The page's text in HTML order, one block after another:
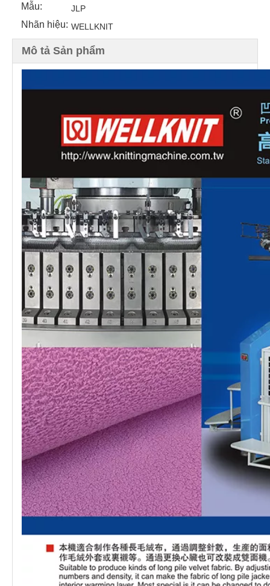
Mẫu: JLP
Nhãn hiệu: WELLKNIT
Mô tả Sản phẩm